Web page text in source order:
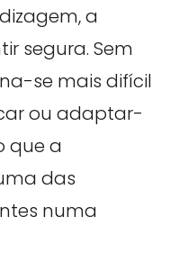
a
segura. Sem
se mais difícil
ou adaptar-
que a
das
numa